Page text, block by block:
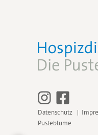
Datenschutz |
Pusteblume